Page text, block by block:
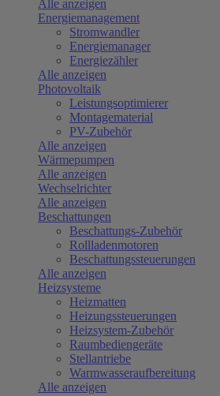
Alle anzeigen
Energiemanagement
Stromwandler
Energiemanager
Energiezähler
Alle anzeigen
Photovoltaik
Leistungsoptimierer
Montagematerial
PV-Zubehör
Alle anzeigen
Wärmepumpen
Alle anzeigen
Wechselrichter
Alle anzeigen
Beschattungen
Beschattungs-Zubehör
Rollladenmotoren
Beschattungssteuerungen
Alle anzeigen
Heizsysteme
Heizmatten
Heizungssteuerungen
Heizsystem-Zubehör
Raumbediengeräte
Stellantriebe
Warmwasseraufbereitung
Alle anzeigen